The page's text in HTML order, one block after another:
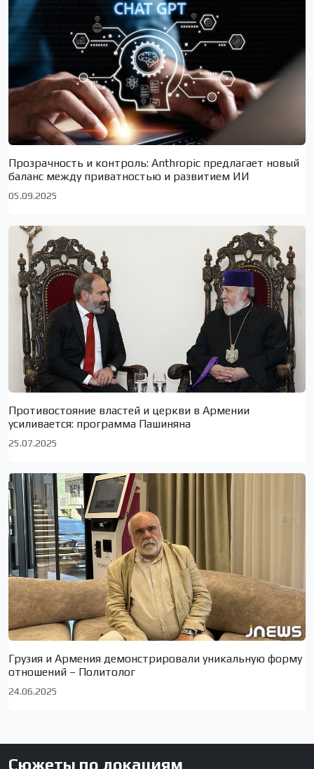
Прозрачность и контроль: Anthropic предлагает новый
баланс между приватностью и развитием ИИ
05.09.2025
Противостояние властей и церкви в Армении
усиливается: программа Пашиняна
25.07.2025
Грузия и Армения демонстрировали уникальную форму
отношений – Политолог
24.06.2025
Сюжеты по локациям